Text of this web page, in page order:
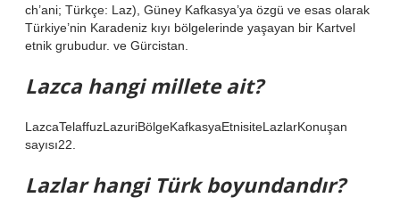
ch’ani; Türkçe: Laz), Güney Kafkasya’ya özgü ve esas olarak
Türkiye’nin Karadeniz kıyı bölgelerinde yaşayan bir Kartvel
etnik grubudur. ve Gürcistan.
Lazca hangi millete ait?
LazcaTelaffuzLazuriBölgeKafkasyaEtnisiteLazlarKonuşan
sayısı22.
Lazlar hangi Türk boyundandır?